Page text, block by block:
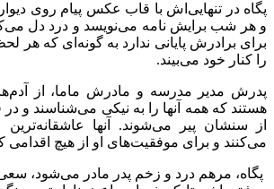
پگاه در تنهایی‌اش با قاب عکس پیام روی
و هر شب برایش نامه می‌نویسد و درد دل
برای برادرش پایانی ندارد به گونه‌ای که هر
را کنار خود می‌بیند.
پدرش مدیر مدرسه و مادرش ماما، از
هستند که همه آنها را به نیکی می‌شناسند و در
از سنشان پیر می‌شوند. آنها عاشقانه‌ترین
می‌کنند و برای موفقیت‌های او از هیچ اقدامی
پگاه، مرهم درد و زخم پدر مادر می‌شود،